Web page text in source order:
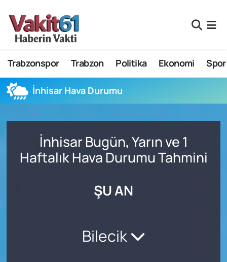
Trabzonspor Trabzon Politika Ekonomi Spor
İnhisar Hava Durumu
İnhisar Bugün, Yarın ve 1
Haftalık Hava Durumu Tahmini
ŞU AN
Bilecik
Nöbetçi Eczaneler
Hava Durumu
Namaz Vakitleri
Süper Lig Puan Durumu ve Fikstür
Son Dakika Haberleri